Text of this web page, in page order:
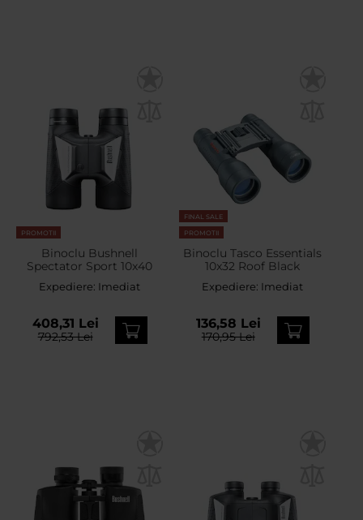
PROMOTII
Binoclu Bushnell
Spectator Sport 10x40
Expediere: Imediat
408,31 Lei
792,53 Lei
FINAL SALE
PROMOTII
Binoclu Tasco Essentials
10x32 Roof Black
Expediere: Imediat
136,58 Lei
170,95 Lei